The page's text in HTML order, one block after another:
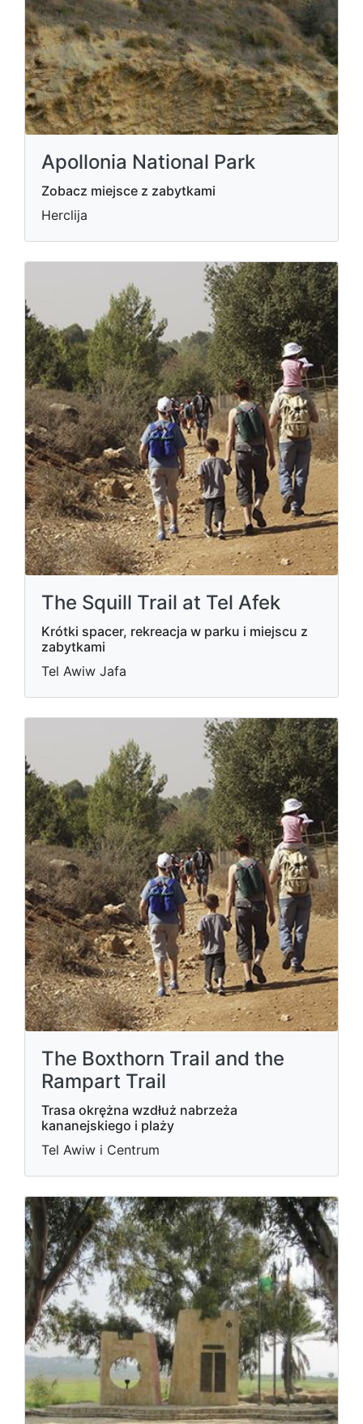
Apollonia National Park
Zobacz miejsce z zabytkami
Herclija
The Squill Trail at Tel Afek
Krótki spacer, rekreacja w parku i miejscu z
zabytkami
Tel Awiw Jafa
The Boxthorn Trail and the
Rampart Trail
Trasa okrężna wzdłuż nabrzeża
kananejskiego i plaży
Tel Awiw i Centrum